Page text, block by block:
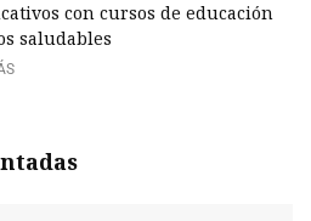
con cursos de educación
saludables